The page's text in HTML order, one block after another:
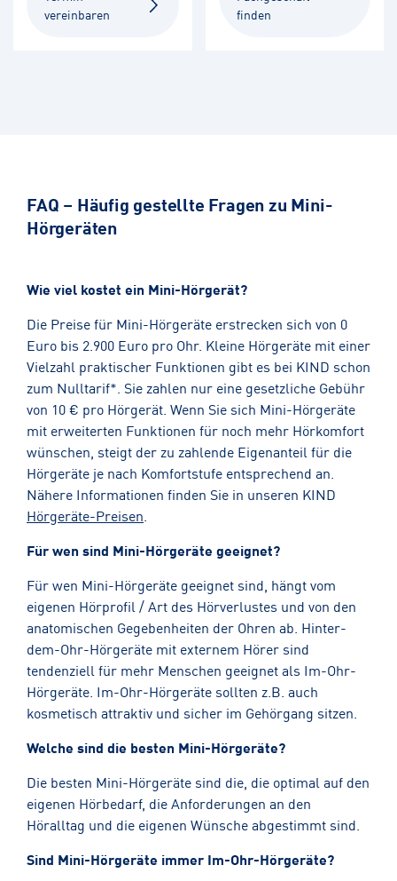
vereinbaren
finden
FAQ – Häufig gestellte Fragen zu Mini-
Hörgeräten
Wie viel kostet ein Mini-Hörgerät?
Die Preise für Mini-Hörgeräte erstrecken sich von 0
Euro bis 2.900 Euro pro Ohr. Kleine Hörgeräte mit einer
Vielzahl praktischer Funktionen gibt es bei KIND schon
zum Nulltarif*. Sie zahlen nur eine gesetzliche Gebühr
von 10 € pro Hörgerät. Wenn Sie sich Mini-Hörgeräte
mit erweiterten Funktionen für noch mehr Hörkomfort
wünschen, steigt der zu zahlende Eigenanteil für die
Hörgeräte je nach Komfortstufe entsprechend an.
Nähere Informationen finden Sie in unseren KIND
Hörgeräte-Preisen.
Für wen sind Mini-Hörgeräte geeignet?
Für wen Mini-Hörgeräte geeignet sind, hängt vom
eigenen Hörprofil / Art des Hörverlustes und von den
anatomischen Gegebenheiten der Ohren ab. Hinter-
dem-Ohr-Hörgeräte mit externem Hörer sind
tendenziell für mehr Menschen geeignet als Im-Ohr-
Hörgeräte. Im-Ohr-Hörgeräte sollten z.B. auch
kosmetisch attraktiv und sicher im Gehörgang sitzen.
Welche sind die besten Mini-Hörgeräte?
Die besten Mini-Hörgeräte sind die, die optimal auf den
eigenen Hörbedarf, die Anforderungen an den
Höralltag und die eigenen Wünsche abgestimmt sind.
Sind Mini-Hörgeräte immer Im-Ohr-Hörgeräte?